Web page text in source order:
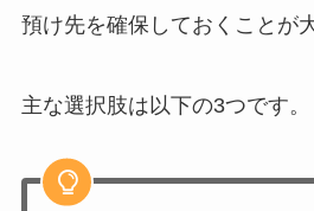
預け先を確保しておくことが
主な選択肢は以下の3つです。